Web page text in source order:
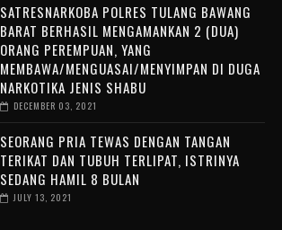
SATRESNARKOBA POLRES TULANG BAWANG
BARAT BERHASIL MENGAMANKAN 2 (DUA)
ORANG PEREMPUAN, YANG
MEMBAWA/MENGUASAI/MENYIMPAN DI DUGA
NARKOTIKA JENIS SHABU
DECEMBER 03, 2021
SEORANG PRIA TEWAS DENGAN TANGAN
TERIKAT DAN TUBUH TERLIPAT, ISTRINYA
SEDANG HAMIL 8 BULAN
JULY 13, 2021